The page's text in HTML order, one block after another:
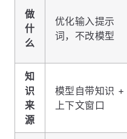
做
什
么
优化输入提示
词，不改模型
知
识
来
源
模型自带知识 +
上下文窗口